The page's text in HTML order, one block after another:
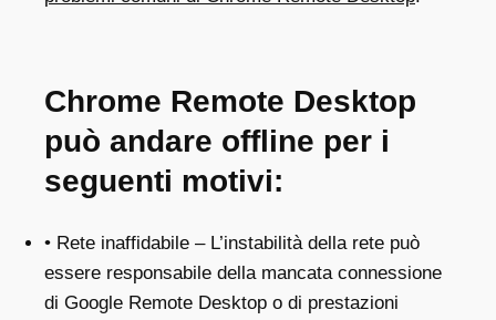
Chrome Remote Desktop
può andare offline per i
seguenti motivi:
• Rete inaffidabile – L’instabilità della rete può
essere responsabile della mancata connessione
di Google Remote Desktop o di prestazioni